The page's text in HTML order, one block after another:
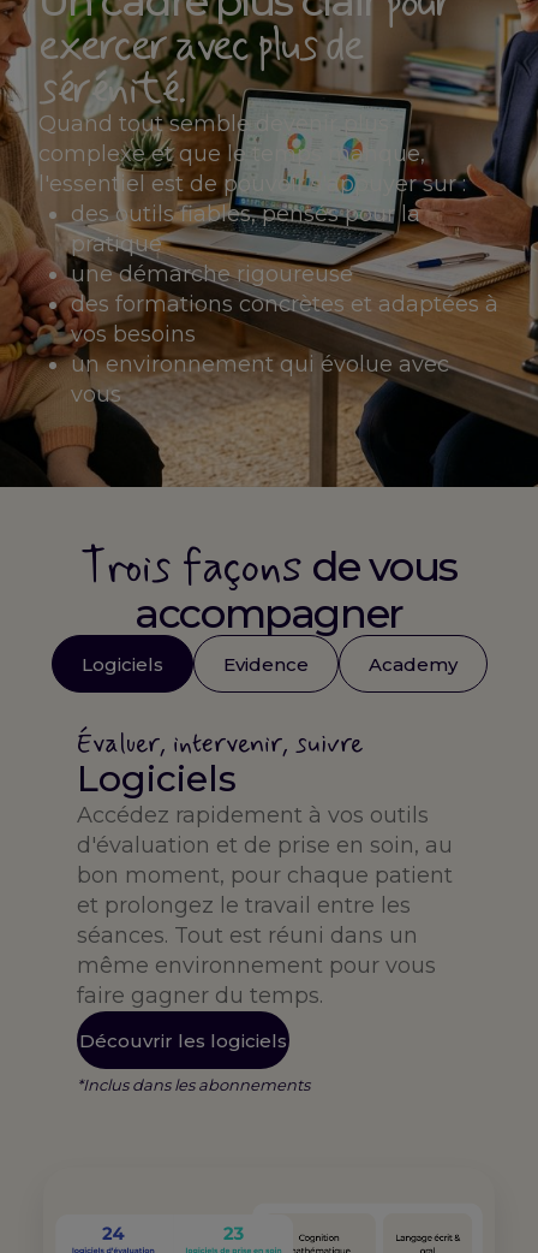
exercer avec plus de
sérénité.
Quand tout semble devenir plus
complexe et que le temps manque,
l'essentiel est de pouvoir s'appuyer sur :
des outils fiables, pensés pour la
pratique
une démarche rigoureuse
des formations concrètes et adaptées à
vos besoins
un environnement qui évolue avec
vous
Trois façons de vous
accompagner
Logiciels Evidence Academy
Évaluer, intervenir, suivre
Logiciels
Accédez rapidement à vos outils
d'évaluation et de prise en soin, au
bon moment, pour chaque patient
et prolongez le travail entre les
séances. Tout est réuni dans un
même environnement pour vous
faire gagner du temps.
Découvrir les logiciels
*Inclus dans les abonnements